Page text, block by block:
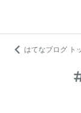
はてなブログ ト